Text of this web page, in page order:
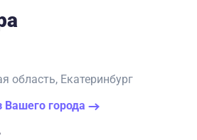
область, Екатеринбург
Вашего города